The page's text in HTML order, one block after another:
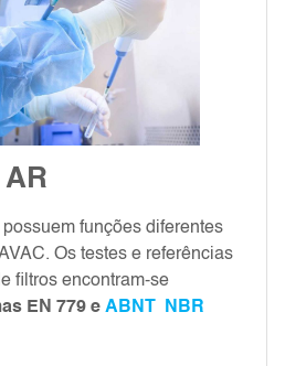
AR
funções diferentes
Os testes e referências
filtros encontram-se
EN 779 e ABNT NBR